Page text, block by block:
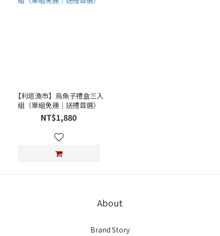
【利塔漁市】烏魚子禮盒三入
組（單組免運｜送禮首選）
NT$1,880
About
Brand Story